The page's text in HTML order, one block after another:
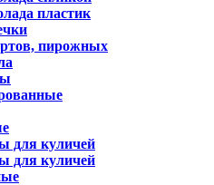
пластик
пирожных
для куличей
для куличей